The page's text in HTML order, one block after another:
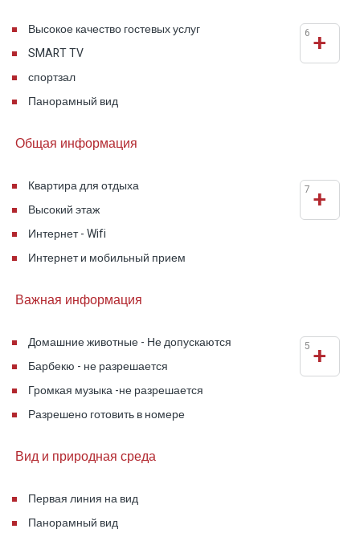
тихую и просторную обстановку для работы,
так и для семейного или романтического
отдыха.
Высокое качество гостевых услуг
SMART TV
спортзал
Панорамный вид
+
6
Общая информация
Квартира для отдыха
Высокий этаж
Интернет - Wifi
Интернет и мобильный прием
+
7
Важная информация
Домашние животные - Не допускаются
Барбекю - не разрешается
Громкая музыка -не разрешается
Разрешено готовить в номере
+
5
Вид и природная среда
Первая линия на вид
Панорамный вид